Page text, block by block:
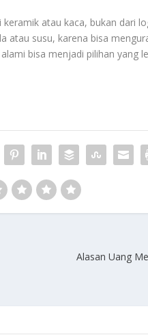
atau kaca, bukan dari
atau susu, karena bisa
bisa menjadi pilihan yang
Alasan Uang